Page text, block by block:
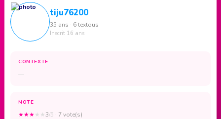
tiju76200
35 ans · 6 textous
Inscrit 16 ans
CONTEXTE
—
NOTE
★★★★ ★3/5 · 7 vote(s)